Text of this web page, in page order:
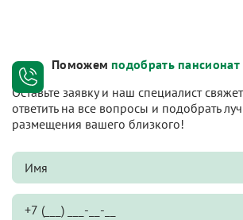
Поможем подобрать пансионат
Оставьте заявку и наш специалист
ответить на все вопросы и подобрать
размещения вашего близкого!